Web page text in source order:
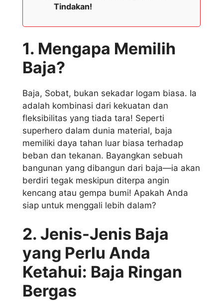
Tindakan!
1. Mengapa Memilih
Baja?
Baja, Sobat, bukan sekadar logam biasa. Ia
adalah kombinasi dari kekuatan dan
fleksibilitas yang tiada tara! Seperti
superhero dalam dunia material, baja
memiliki daya tahan luar biasa terhadap
beban dan tekanan. Bayangkan sebuah
bangunan yang dibangun dari baja—ia akan
berdiri tegak meskipun diterpa angin
kencang atau gempa bumi! Apakah Anda
siap untuk menggali lebih dalam?
2. Jenis-Jenis Baja
yang Perlu Anda
Ketahui: Baja Ringan
Bergas